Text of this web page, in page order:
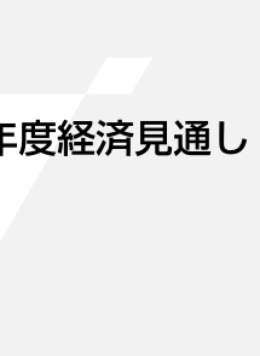
経済見通し